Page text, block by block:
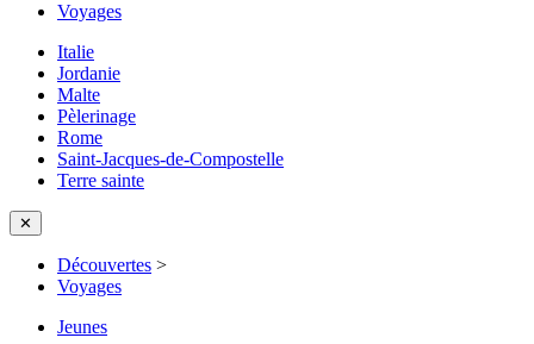
Voyages
Italie
Jordanie
Malte
Pèlerinage
Rome
Saint-Jacques-de-Compostelle
Terre sainte
✕
Découvertes >
Voyages
Jeunes